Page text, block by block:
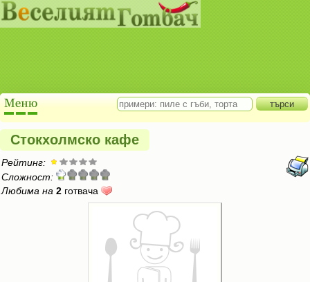
Стокхолмско кафе
Рейтинг:
Сложност:
Любима на 2 готвача